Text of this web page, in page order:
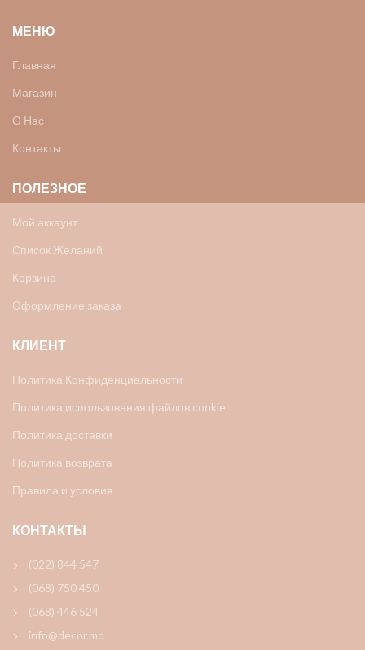
МЕНЮ
Главная
Магазин
О Нас
Контакты
ПОЛЕЗНОЕ
Мой аккаунт
Список Желаний
Корзина
Оформление заказа
КЛИЕНТ
Политика Конфиденциальности
Политика использования файлов cookie
Политика доставки
Политика возврата
Правила и условия
КОНТАКТЫ
(022) 844 547
(068) 750 450
(068) 446 524
info@decor.md